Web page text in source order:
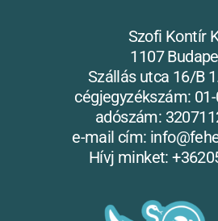
Szofi Kontír
1107
Szállás utca 16/B
cégjegyzékszám:
adószám:
e-mail cím:
Hívj minket: